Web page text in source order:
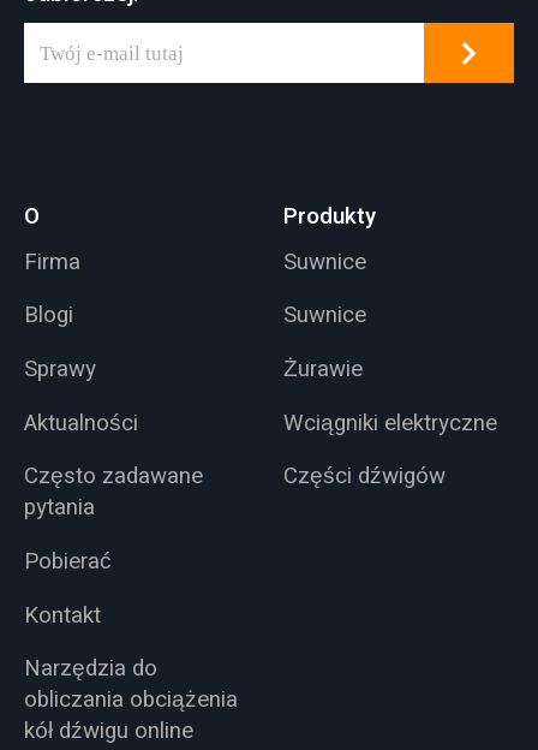
O
Firma
Blogi
Sprawy
Aktualności
Często zadawane
pytania
Pobierać
Kontakt
Narzędzia do
obliczania obciążenia
kół dźwigu online
Produkty
Suwnice
Suwnice
Żurawie
Wciągniki elektryczne
Części dźwigów